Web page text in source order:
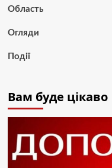
Область
Огляди
Події
Вам буде цікаво